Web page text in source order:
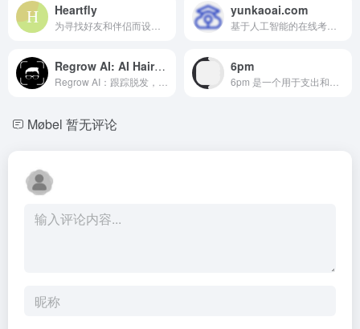
Heartfly yunkaoai.com
Regrow AI: AI Hairloss App 6pm
Møbel 暂无评论